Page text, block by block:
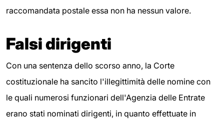
raccomandata postale essa non ha nessun valore.
Falsi dirigenti
Con una sentenza dello scorso anno, la Corte
costituzionale ha sancito l'illegittimità delle nomine con
le quali numerosi funzionari dell'Agenzia delle Entrate
erano stati nominati dirigenti, in quanto effettuate in